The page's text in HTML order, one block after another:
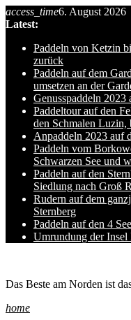
Skip
to
content
access_time6. August 2026
Latest:
Paddeln von Ketzin
zurück
Paddeln auf dem
umsetzen an der
Genusspaddeln
Paddeltour auf den
den Schmalen
Anpaddeln 2023 auf
Paddeln vom
Schwarzen See und
Paddeln auf den
Siedlung nach Groß
Rudern auf dem
Sternberg
Paddeln auf den 4
Umrundung der
Das Beste am Norden ist
home